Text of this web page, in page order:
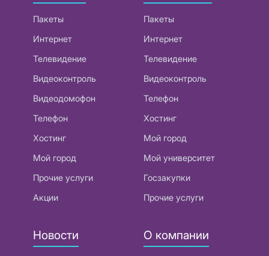
Пакеты
Интернет
Телевидение
Видеоконтроль
Видеодомофон
Телефон
Хостинг
Мой город
Прочие услуги
Акции
Пакеты
Интернет
Телевидение
Видеоконтроль
Телефон
Хостинг
Мой город
Мой университет
Госзакупки
Прочие услуги
Новости О компании